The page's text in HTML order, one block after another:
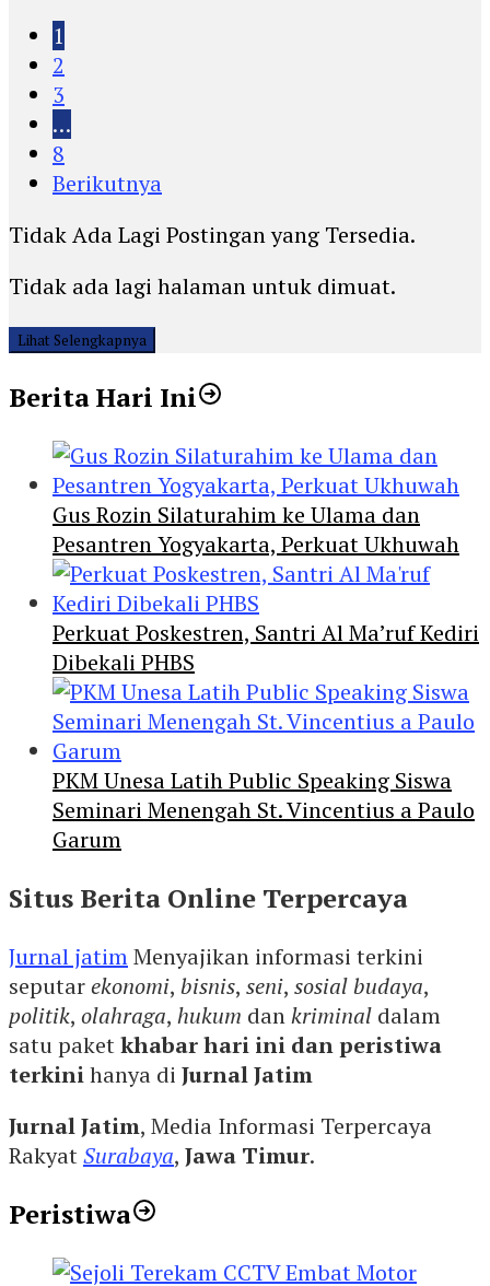
1
2
3
…
8
Berikutnya
Tidak Ada Lagi Postingan yang Tersedia.
Tidak ada lagi halaman untuk dimuat.
Lihat Selengkapnya
Berita Hari Ini
Gus Rozin Silaturahim ke Ulama dan
Pesantren Yogyakarta, Perkuat Ukhuwah
Perkuat Poskestren, Santri Al Ma’ruf Kediri
Dibekali PHBS
PKM Unesa Latih Public Speaking Siswa
Seminari Menengah St. Vincentius a Paulo
Garum
Situs Berita Online Terpercaya
Jurnal jatimMenyajikan informasi terkini
seputarekonomi, bisnis, seni, sosial budaya,
politik, olahraga, hukum dankriminal dalam
satu paketkhabar hari ini dan peristiwa
terkinihanya di Jurnal Jatim
Jurnal Jatim, Media Informasi Terpercaya
RakyatSurabaya, Jawa Timur.
Peristiwa